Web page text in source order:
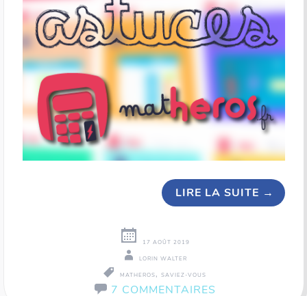
LIRE LA SUITE →
17 AOÛT 2019
LORIN WALTER
MATHEROS, SAVIEZ-VOUS
7 COMMENTAIRES